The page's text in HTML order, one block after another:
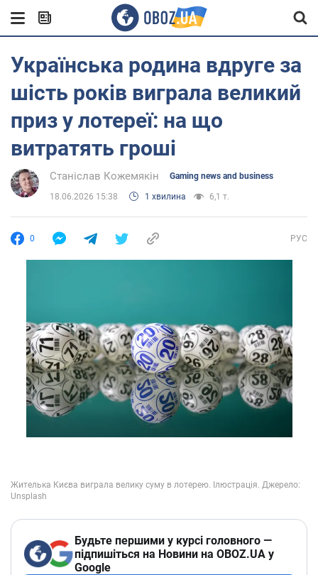
Українська родина вдруге за
шість років виграла великий
приз у лотереї: на що
витратять гроші
Станіслав Кожемякін Gaming news and business
18.06.2026 15:38 1 хвилина 6,1 т.
0 РУС
Будьте першими у курсі головного —
підпишіться на Новини на OBOZ.UA у
Google